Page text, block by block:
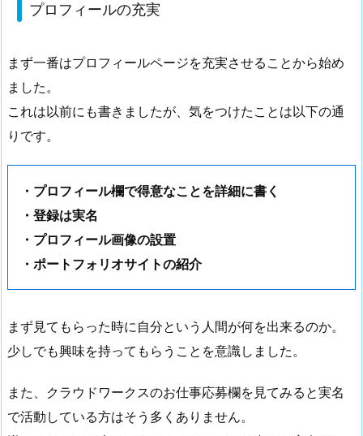
プロフィールの充実
まず一番はプロフィールページを充実させることから始め
ました。
これは以前にも書きましたが、気をつけたことは以下の通
りです。
・プロフィール欄で得意なことを詳細に書く
・登録は実名
・プロフィール画像の設置
・ポートフォリオサイトの紹介
まず見てもらった時に自分という人間が何を出来るのか。
少しでも興味を持ってもらうことを意識しました。
また、クラウドワークスのお仕事応募欄を見てみると実名
で活動している方はそう多くありません。